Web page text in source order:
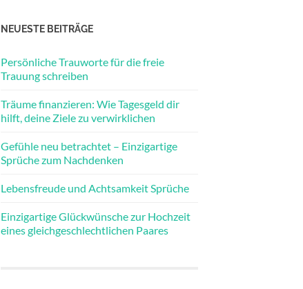
NEUESTE BEITRÄGE
Persönliche Trauworte für die freie
Trauung schreiben
Träume finanzieren: Wie Tagesgeld dir
hilft, deine Ziele zu verwirklichen
Gefühle neu betrachtet – Einzigartige
Sprüche zum Nachdenken
Lebensfreude und Achtsamkeit Sprüche
Einzigartige Glückwünsche zur Hochzeit
eines gleichgeschlechtlichen Paares